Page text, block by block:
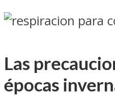
Las
épocas